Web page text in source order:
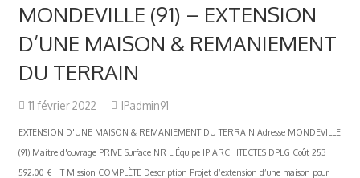
MONDEVILLE (91) – EXTENSION
D’UNE MAISON & REMANIEMENT
DU TERRAIN
11 février 2022 IPadmin91
EXTENSION D'UNE MAISON & REMANIEMENT DU TERRAIN Adresse MONDEVILLE
(91) Maitre d'ouvrage PRIVE Surface NR L'Équipe IP ARCHITECTES DPLG Coût 253
592,00 € HT Mission COMPLÈTE Description Projet d’extension d’une maison pour